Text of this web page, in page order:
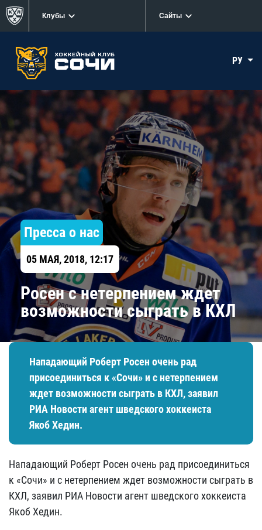
Клубы Сайты
РУ
Пресса о нас
05 МАЯ, 2018, 12:17
Росен с нетерпением ждет
возможности сыграть в КХЛ
Нападающий Роберт Росен очень рад
присоединиться к «Сочи» и с нетерпением
ждет возможности сыграть в КХЛ, заявил
РИА Новости агент шведского хоккеиста
Якоб Хедин.
Нападающий Роберт Росен очень рад присоединиться
к «Сочи» и с нетерпением ждет возможности сыграть в
КХЛ, заявил РИА Новости агент шведского хоккеиста
Якоб Хедин.